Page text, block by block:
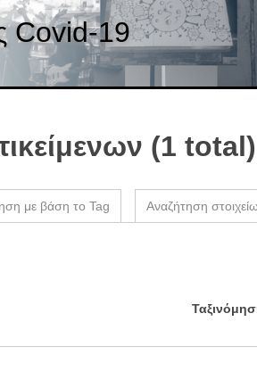
Covid-19
(1 total)
με βάση το Tag Αναζήτηση